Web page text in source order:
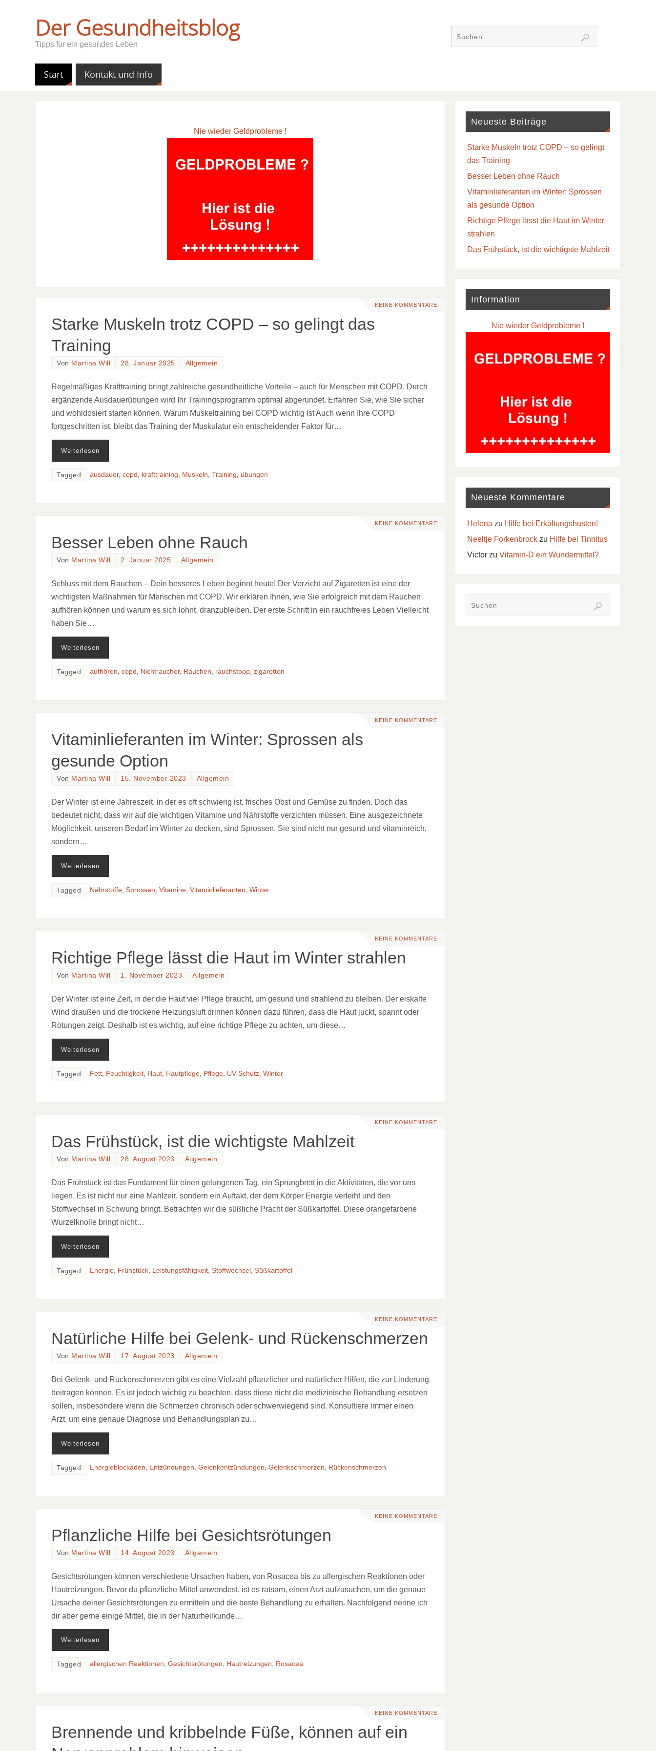
Der Gesundheitsblog
Tipps für ein gesundes Leben
Start Kontakt und Info
Nie wieder Geldprobleme !
KEINE KOMMENTARE
Starke Muskeln trotz COPD – so gelingt das
Training
Von Martina Will 28. Januar 2025 Allgemein
Regelmäßiges Krafttraining bringt zahlreiche gesundheitliche Vorteile – auch für Menschen mit COPD. Durch
ergänzende Ausdauerübungen wird Ihr Trainingsprogramm optimal abgerundet. Erfahren Sie, wie Sie sicher
und wohldosiert starten können. Warum Muskeltraining bei COPD wichtig ist Auch wenn Ihre COPD
fortgeschritten ist, bleibt das Training der Muskulatur ein entscheidender Faktor für…
Weiterlesen
Tagged ausdauer, copd krafttraining Muskeln Training übungen
KEINE KOMMENTARE
Besser Leben ohne Rauch
Von Martina Will 2. Januar 2025 Allgemein
Schluss mit dem Rauchen – Dein besseres Leben beginnt heute! Der Verzicht auf Zigaretten ist eine der
wichtigsten Maßnahmen für Menschen mit COPD. Wir erklären Ihnen, wie Sie erfolgreich mit dem Rauchen
aufhören können und warum es sich lohnt, dranzubleiben. Der erste Schritt in ein rauchfreies Leben Vielleicht
haben Sie…
Weiterlesen
Tagged aufhören copd Nichtraucher, Rauchen rauchstopp zigaretten
KEINE KOMMENTARE
Vitaminlieferanten im Winter: Sprossen als
gesunde Option
Von Martina Will 15. November 2023 Allgemein
Der Winter ist eine Jahreszeit, in der es oft schwierig ist, frisches Obst und Gemüse zu finden. Doch das
bedeutet nicht, dass wir auf die wichtigen Vitamine und Nährstoffe verzichten müssen. Eine ausgezeichnete
Möglichkeit, unseren Bedarf im Winter zu decken, sind Sprossen. Sie sind nicht nur gesund und vitaminreich,
sondern…
Weiterlesen
Tagged Nährstoffe Sprossen Vitamine Vitaminlieferanten Winter
KEINE KOMMENTARE
Richtige Pflege lässt die Haut im Winter strahlen
Von Martina Will 1. November 2023 Allgemein
Der Winter ist eine Zeit, in der die Haut viel Pflege braucht, um gesund und strahlend zu bleiben. Der eiskalte
Wind draußen und die trockene Heizungsluft drinnen können dazu führen, dass die Haut juckt, spannt oder
Rötungen zeigt. Deshalb ist es wichtig, auf eine richtige Pflege zu achten, um diese…
Weiterlesen
Tagged Fett Feuchtigkeit Haut Hautpflege Pflege UV-Schutz Winter
KEINE KOMMENTARE
Das Frühstück, ist die wichtigste Mahlzeit
Von Martina Will 28. August 2023 Allgemein
Das Frühstück ist das Fundament für einen gelungenen Tag, ein Sprungbrett in die Aktivitäten, die vor uns
liegen. Es ist nicht nur eine Mahlzeit, sondern ein Auftakt, der dem Körper Energie verleiht und den
Stoffwechsel in Schwung bringt. Betrachten wir die süßliche Pracht der Süßkartoffel. Diese orangefarbene
Wurzelknolle bringt nicht…
Weiterlesen
Tagged Energie Frühstück Leistungsfähigkeit Stoffwechsel Süßkartoffel
KEINE KOMMENTARE
Natürliche Hilfe bei Gelenk- und Rückenschmerzen
Von Martina Will 17. August 2023 Allgemein
Bei Gelenk- und Rückenschmerzen gibt es eine Vielzahl pflanzlicher und natürlicher Hilfen, die zur Linderung
beitragen können. Es ist jedoch wichtig zu beachten, dass diese nicht die medizinische Behandlung ersetzen
sollen, insbesondere wenn die Schmerzen chronisch oder schwerwiegend sind. Konsultiere immer einen
Arzt, um eine genaue Diagnose und Behandlungsplan zu…
Weiterlesen
Tagged Energieblockaden Entzündungen Gelenkentzündungen Gelenkschmerzen Rückenschmerzen
KEINE KOMMENTARE
Pflanzliche Hilfe bei Gesichtsrötungen
Von Martina Will 14. August 2023 Allgemein
Gesichtsrötungen können verschiedene Ursachen haben, von Rosacea bis zu allergischen Reaktionen oder
Hautreizungen. Bevor du pflanzliche Mittel anwendest, ist es ratsam, einen Arzt aufzusuchen, um die genaue
Ursache deiner Gesichtsrötungen zu ermitteln und die beste Behandlung zu erhalten. Nachfolgend nenne ich
dir aber gerne einige Mittel, die in der Naturheilkunde…
Weiterlesen
Tagged allergischen Reaktionen, Gesichtsrötungen, Hautreizungen, Rosacea
KEINE KOMMENTARE
Brennende und kribbelnde Füße, können auf ein
Neueste Beiträge
Starke Muskeln trotz COPD – so gelingt
das Training
Besser Leben ohne Rauch
Vitaminlieferanten im Winter: Sprossen
als gesunde Option
Richtige Pflege lässt die Haut im Winter
strahlen
Das Frühstück, ist die wichtigste Mahlzeit
Information
Nie wieder Geldprobleme !
Neueste Kommentare
Helena zu Hilfe bei Erkältungshusten!
Neeltje Forkenbrockzu Hilfe bei Tinnitus
Victorzu Vitamin-D ein Wundermittel?